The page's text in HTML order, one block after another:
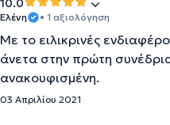
10.0
Eλένη • 1 αξιολόγηση
Με το ειλικρινές
άνετα στην πρώτη
ανακουφισμένη.
03 Απριλίου 2021